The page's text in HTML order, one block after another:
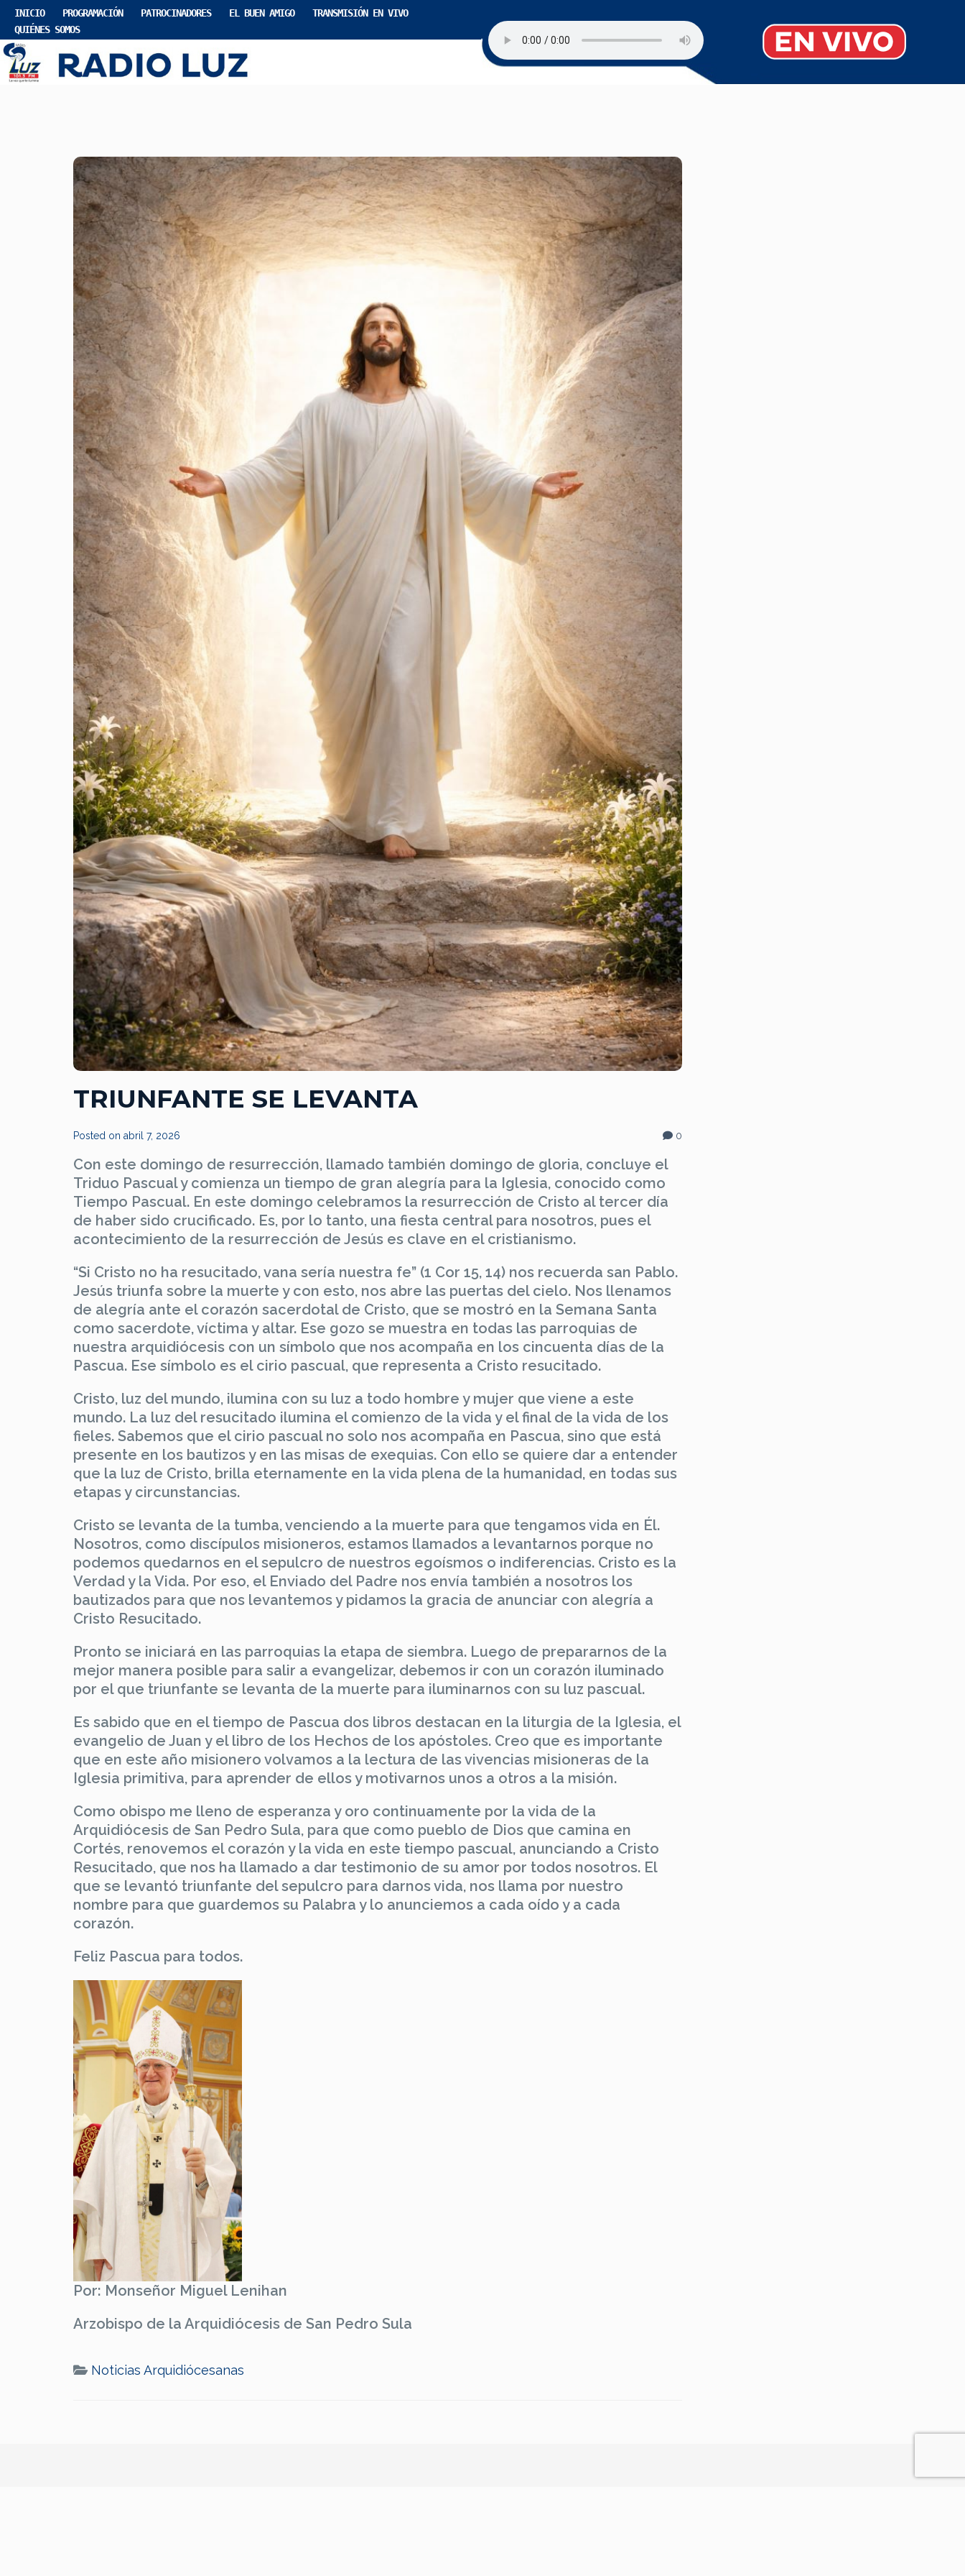
INICIO PROGRAMACIÓN PATROCINADORES EL BUEN AMIGO
TRANSMISIÓN EN VIVO
QUIÉNES SOMOS
TRIUNFANTE SE LEVANTA
Posted on abril 7, 2026 0
Con este domingo de resurrección, llamado también domingo de gloria, concluye el
Triduo Pascual y comienza un tiempo de gran alegría para la Iglesia, conocido como
Tiempo Pascual. En este domingo celebramos la resurrección de Cristo al tercer día
de haber sido crucificado. Es, por lo tanto, una fiesta central para nosotros, pues el
acontecimiento de la resurrección de Jesús es clave en el cristianismo.
“Si Cristo no ha resucitado, vana sería nuestra fe” (1 Cor 15, 14) nos recuerda san Pablo.
Jesús triunfa sobre la muerte y con esto, nos abre las puertas del cielo. Nos llenamos
de alegría ante el corazón sacerdotal de Cristo, que se mostró en la Semana Santa
como sacerdote, víctima y altar. Ese gozo se muestra en todas las parroquias de
nuestra arquidiócesis con un símbolo que nos acompaña en los cincuenta días de la
Pascua. Ese símbolo es el cirio pascual, que representa a Cristo resucitado.
Cristo, luz del mundo, ilumina con su luz a todo hombre y mujer que viene a este
mundo. La luz del resucitado ilumina el comienzo de la vida y el final de la vida de los
fieles. Sabemos que el cirio pascual no solo nos acompaña en Pascua, sino que está
presente en los bautizos y en las misas de exequias. Con ello se quiere dar a entender
que la luz de Cristo, brilla eternamente en la vida plena de la humanidad, en todas sus
etapas y circunstancias.
Cristo se levanta de la tumba, venciendo a la muerte para que tengamos vida en Él.
Nosotros, como discípulos misioneros, estamos llamados a levantarnos porque no
podemos quedarnos en el sepulcro de nuestros egoísmos o indiferencias. Cristo es la
Verdad y la Vida. Por eso, el Enviado del Padre nos envía también a nosotros los
bautizados para que nos levantemos y pidamos la gracia de anunciar con alegría a
Cristo Resucitado.
Pronto se iniciará en las parroquias la etapa de siembra. Luego de prepararnos de la
mejor manera posible para salir a evangelizar, debemos ir con un corazón iluminado
por el que triunfante se levanta de la muerte para iluminarnos con su luz pascual.
Es sabido que en el tiempo de Pascua dos libros destacan en la liturgia de la Iglesia, el
evangelio de Juan y el libro de los Hechos de los apóstoles. Creo que es importante
que en este año misionero volvamos a la lectura de las vivencias misioneras de la
Iglesia primitiva, para aprender de ellos y motivarnos unos a otros a la misión.
Como obispo me lleno de esperanza y oro continuamente por la vida de la
Arquidiócesis de San Pedro Sula, para que como pueblo de Dios que camina en
Cortés, renovemos el corazón y la vida en este tiempo pascual, anunciando a Cristo
Resucitado, que nos ha llamado a dar testimonio de su amor por todos nosotros. El
que se levantó triunfante del sepulcro para darnos vida, nos llama por nuestro
nombre para que guardemos su Palabra y lo anunciemos a cada oído y a cada
corazón.
Feliz Pascua para todos.
Por: Monseñor Miguel Lenihan
Arzobispo de la Arquidiócesis de San Pedro Sula
Noticias Arquidiócesanas